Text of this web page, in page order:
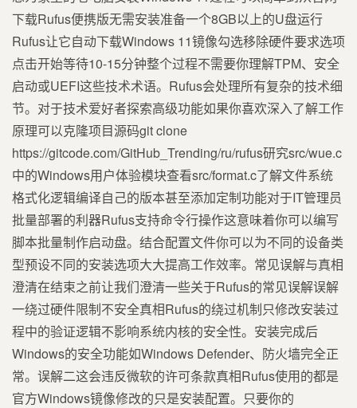
下载Rufus便携版无需安装准备一个8GB以上的U盘运行
Rufus让它自动下载Windows 11镜像勾选移除硬件要求选项
点击开始等待10-15分钟整个过程不需要你理解TPM、安全
启动或UEFI这些技术术语。Rufus会处理所有复杂的技术细
节。对于技术爱好者探索高级功能如果你喜欢深入了解工作
原理可以克隆项目源码git clone
https://gitcode.com/GitHub_Trending/ru/rufus研究src/wue.c
中的Windows用户体验模块查看src/format.c了解文件系统
格式化逻辑编译自己的版本甚至添加定制功能对于IT管理员
批量部署的利器Rufus支持命令行操作这意味着你可以编写
脚本批量制作启动盘。结合配置文件你可以为不同的设备类
型预设不同的安装选项大大提高工作效率。常见误解与真相
澄清在结束之前让我们澄清一些关于Rufus的常见误解误解
一绕过硬件限制不安全真相Rufus的绕过机制只修改安装过
程中的验证逻辑不影响系统内核的安全性。安装完成后
Windows的安全功能如Windows Defender、防火墙完全正
常。误解二这会违反微软的许可条款真相Rufus使用的都是
官方Windows镜像修改的只是安装配置。只要你的